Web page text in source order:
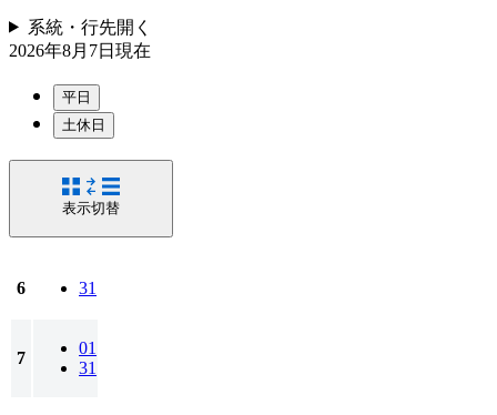
系統・行先開く
2026年8月7日 現在
平日
土休日
表示切替
6 31
7
01
31